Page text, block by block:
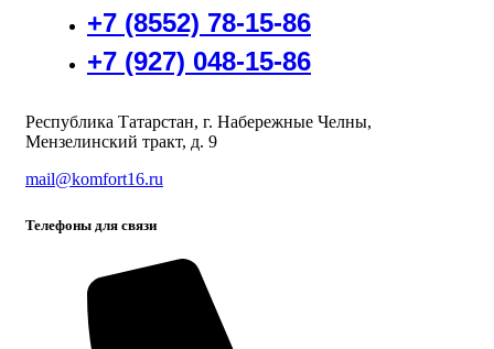
+7 (8552) 78-15-86
+7 (927) 048-15-86
Республика Татарстан, г. Набережные Челны,
Мензелинский тракт, д. 9
mail@komfort16.ru
Телефоны для связи